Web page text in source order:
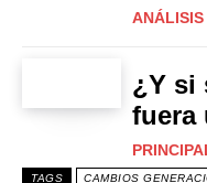
ANÁLISIS
¿Y si
fuera
TAGS CAMBIOS